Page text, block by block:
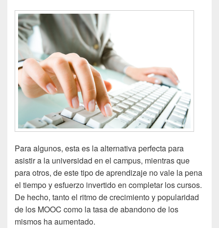
Para algunos, esta es la alternativa perfecta para
asistir a la universidad en el campus, mientras que
para otros, de este tipo de aprendizaje no vale la pena
el tiempo y esfuerzo invertido en completar los cursos.
De hecho, tanto el ritmo de crecimiento y popularidad
de los MOOC como la tasa de abandono de los
mismos ha aumentado.